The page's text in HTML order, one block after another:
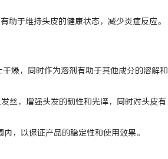
助于维持头皮的健康状态，减少炎症反应。
燥，同时作为溶剂有助于其他成分的溶解和
丝，增强头发的韧性和光泽，同时对头皮有
，以保证产品的稳定性和使用效果。